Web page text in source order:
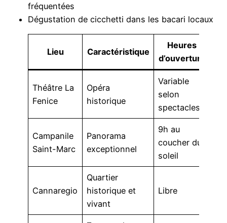
fréquentées
Dégustation de cicchetti dans les bacari locaux
Lieu Caractéristique
Heures
d’ouverture
Théâtre La
Fenice
Opéra
historique
Variable
selon
spectacles
Campanile
Saint-Marc
Panorama
exceptionnel
9h au
coucher du
soleil
Cannaregio
Quartier
historique et
vivant
Libre